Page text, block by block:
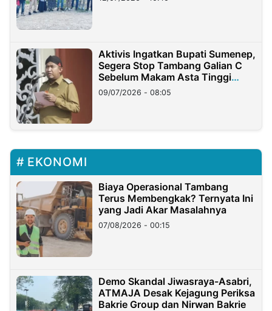
Aktivis Ingatkan Bupati Sumenep,
Segera Stop Tambang Galian C
Sebelum Makam Asta Tinggi
Longsor
09/07/2026 - 08:05
EKONOMI
Biaya Operasional Tambang
Terus Membengkak? Ternyata Ini
yang Jadi Akar Masalahnya
07/08/2026 - 00:15
Demo Skandal Jiwasraya-Asabri,
ATMAJA Desak Kejagung Periksa
Bakrie Group dan Nirwan Bakrie